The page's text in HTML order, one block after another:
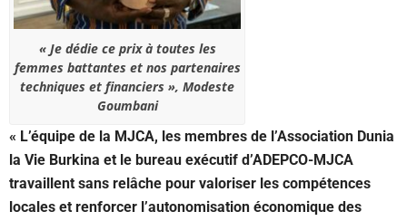
« Je dédie ce prix à toutes les
femmes battantes et nos partenaires
techniques et financiers », Modeste
Goumbani
« L’équipe de la MJCA, les membres de l’Association Dunia
la Vie Burkina et le bureau exécutif d’ADEPCO-MJCA
travaillent sans relâche pour valoriser les compétences
locales et renforcer l’autonomisation économique des